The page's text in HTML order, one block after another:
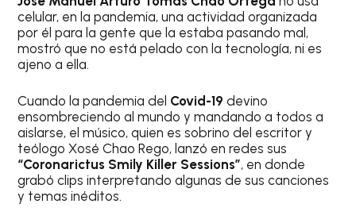
celular, en la pandemia, una actividad organizada
por él para la gente que la estaba pasando mal,
mostró que no está pelado con la tecnología, ni es
ajeno a ella.
Cuando la pandemia del Covid-19 devino
ensombreciendo al mundo y mandando a todos a
aislarse, el músico, quien es sobrino del escritor y
teólogo Xosé Chao Rego, lanzó en redes sus
“Coronarictus Smily Killer Sessions”, en donde
grabó clips interpretando algunas de sus canciones
y temas inéditos.